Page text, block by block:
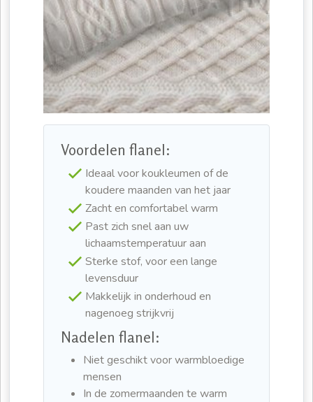
Voordelen flanel:
Ideaal voor koukleumen of de
koudere maanden van het jaar
Zacht en comfortabel warm
Past zich snel aan uw
lichaamstemperatuur aan
Sterke stof, voor een lange
levensduur
Makkelijk in onderhoud en
nagenoeg strijkvrij
Nadelen flanel:
Niet geschikt voor warmbloedige
mensen
In de zomermaanden te warm